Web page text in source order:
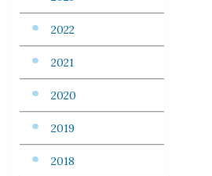
2022
2021
2020
2019
2018